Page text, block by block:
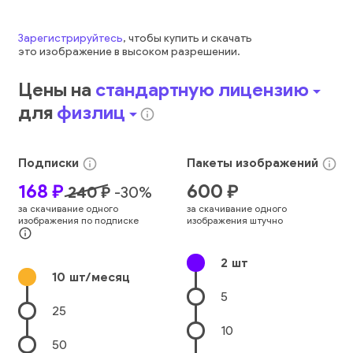
Зарегистрируйтесь, чтобы купить и скачать
это изображениев высоком разрешении.
Цены на стандартную лицензиюarrow_drop_down
для физлицarrow_drop_downinfo_outline
Подписки info_outline
168 ₽ 240₽ -30%
за скачивание одного
изображения по подписке
info_outline
10 шт/месяц
25
50
Пакеты изображений info_outline
600 ₽
за скачивание одного
изображения штучно
2 шт
5
10